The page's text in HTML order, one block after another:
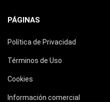
PÁGINAS
Política de Privacidad
Términos de Uso
Cookies
Información comercial